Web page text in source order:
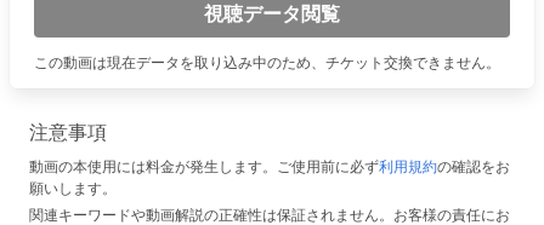
視聴データ閲覧
この動画は現在データを取り込み中のため、チケット交換できません。
注意事項
動画の本使用には料金が発生します。ご使用前に必ず利用規約の確認をお
願いします。
関連キーワードや動画解説の正確性は保証されません。お客様の責任にお